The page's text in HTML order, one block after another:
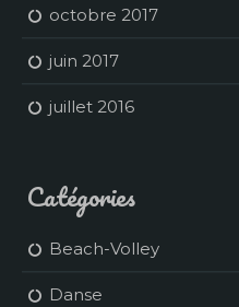
octobre 2017
juin 2017
juillet 2016
Catégories
Beach-Volley
Danse